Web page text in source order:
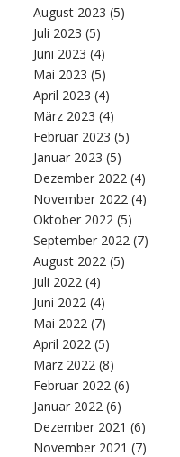
August 2023 (5)
Juli 2023 (5)
Juni 2023 (4)
Mai 2023 (5)
April 2023 (4)
März 2023 (4)
Februar 2023 (5)
Januar 2023 (5)
Dezember 2022 (4)
November 2022 (4)
Oktober 2022 (5)
September 2022 (7)
August 2022 (5)
Juli 2022 (4)
Juni 2022 (4)
Mai 2022 (7)
April 2022 (5)
März 2022 (8)
Februar 2022 (6)
Januar 2022 (6)
Dezember 2021 (6)
November 2021 (7)